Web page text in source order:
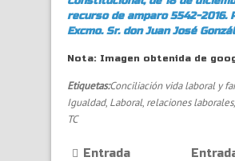
recurso de amparo 5542-2016.
Excmo. Sr. don Juan José
Nota: Imagen obtenida de
Etiquetas:Conciliación vida laboral y
Igualdad, Laboral, relaciones laborales,
TC
Entrada